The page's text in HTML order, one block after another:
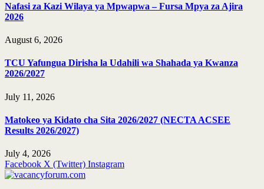
Nafasi za Kazi Wilaya ya Mpwapwa – Fursa Mpya za Ajira
2026
August 6, 2026
TCU Yafungua Dirisha la Udahili wa Shahada ya Kwanza
2026/2027
July 11, 2026
Matokeo ya Kidato cha Sita 2026/2027 (NECTA ACSEE
Results 2026/2027)
July 4, 2026
Facebook X (Twitter) Instagram